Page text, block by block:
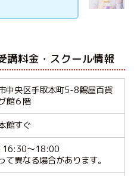
講料金・スクール情報
中央区手取本町5-8鶴屋百貨
館６階
館すぐ
16:30～18:00
異なる場合があります。